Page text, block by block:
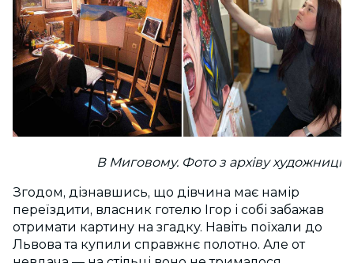
В Миговому. Фото з архіву художниці
Згодом, дізнавшись, що дівчина має намір
переїздити, власник готелю Ігор і собі забажав
отримати картину на згадку. Навіть поїхали до
Львова та купили справжнє полотно. Але от